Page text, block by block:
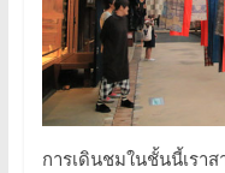
การเดินชมในชั้นนี้เรา